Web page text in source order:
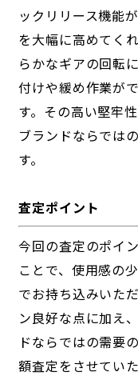
ックリリース機能
を大幅に高めてく
らかなギアの回転
付けや緩め作業が
す。その高い堅牢
ブランドならでは
す。
査定ポイント
今回の査定のポイ
ことで、使用感の
でお持ち込みいた
ン良好な点に加え
ドならではの需要
額査定をさせてい